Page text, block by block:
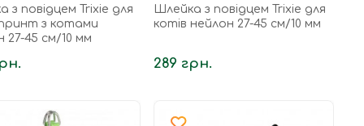
з повідцем Trixie для
з котами
27-45 см/10 мм
Шлейка з повідцем Trixie для
котів нейлон 27-45 см/10 мм
289 грн.